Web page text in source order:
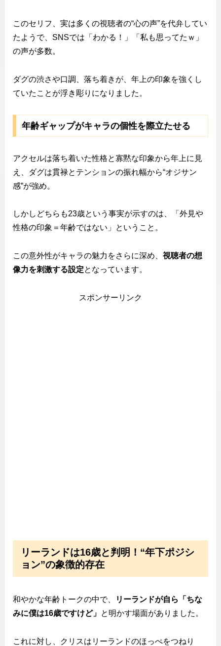
このセリフ、実は多くの視聴者の“心の声”を代弁してい
たようで、SNSでは「わかる！」「私も思ってたｗ」
の声が多数。
ダグの渋さや口調、落ち着きが、年上の印象を強くし
ていたことが浮き彫りになりました。
年齢ギャップがキャラの個性を際立たせる
アクセルは落ち着いた性格と寡黙な印象から年上に見
え、ダグは貫禄とテンションの振れ幅から“オジサン
感”が強め。
しかしどちらも23歳という事実が示すのは、「外見や
性格の印象＝年齢ではない」ということ。
この意外性がキャラの魅力をさらに深め、 視聴者の想
像力を刺激する設定となっています。
スポンサーリンク
リーランドは16歳と判明！“年下ポジシ
ョン”の象徴的存在
和やかな年齢トークの中で、
リーランドが自ら「ちな
みに僕は16歳ですけど」 と明かす場面がありました。
これに対し、クリスはリーランドのほっぺをつねり